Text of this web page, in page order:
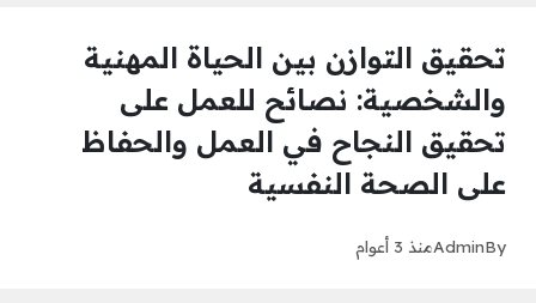
تحقيق التوازن بين الحياة المهنية
والشخصية: نصائح للعمل على
تحقيق النجاح في العمل والحفاظ
على الصحة النفسية
By
Adminمنذ 3 أعوام